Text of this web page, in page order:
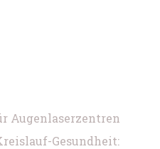
Augenlaserzentren
Gesundheit: